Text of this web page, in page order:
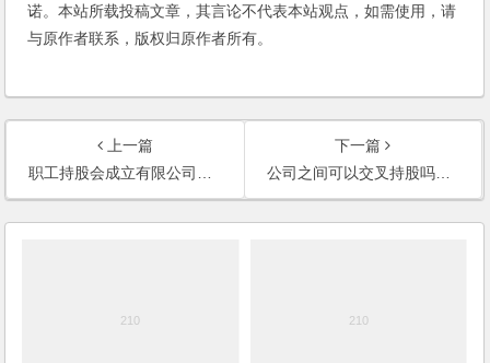
诺。本站所载投稿文章，其言论不代表本站观点，如需使用，请
与原作者联系，版权归原作者所有。
上一篇
职工持股会成立有限公司的手续是什么？(2006)
下一篇
公司之间可以交叉持股吗？(2006)